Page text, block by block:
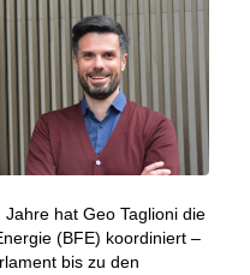
hat Geo Taglioni die
(BFE) koordiniert –
bis zu den